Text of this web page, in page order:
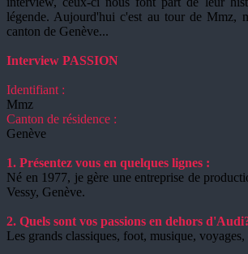
légende. Aujourd'hui c'est au tour de Mmz,
canton de Genève...
Interview PASSION
Identifiant :
Mmz
Canton de résidence :
Genève
1. Présentez vous en quelques lignes :
Né en 1977, je gère une entreprise de
Vessy, Genève.
2. Quels sont vos passions en dehors
Les grands classiques, foot, musique, voyages,